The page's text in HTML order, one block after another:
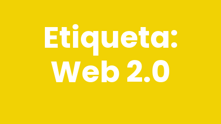
Etiqueta:
Web 2.0